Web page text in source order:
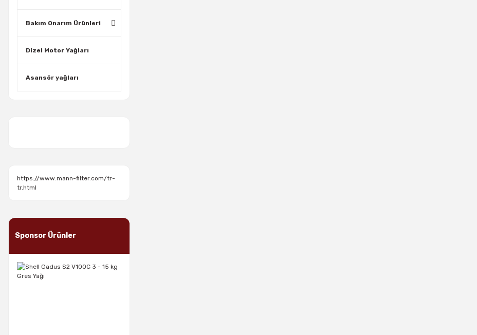
Bakım Onarım Ürünleri
Dizel Motor Yağları
Asansör yağları
https://www.mann-filter.com/tr-
tr.html
Sponsor Ürünler